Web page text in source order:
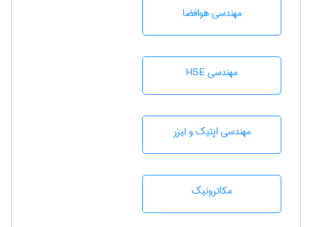
مهندسی هوافضا
مهندسی HSE
مهندسی اپتیک و لیزر
مکاترونیک